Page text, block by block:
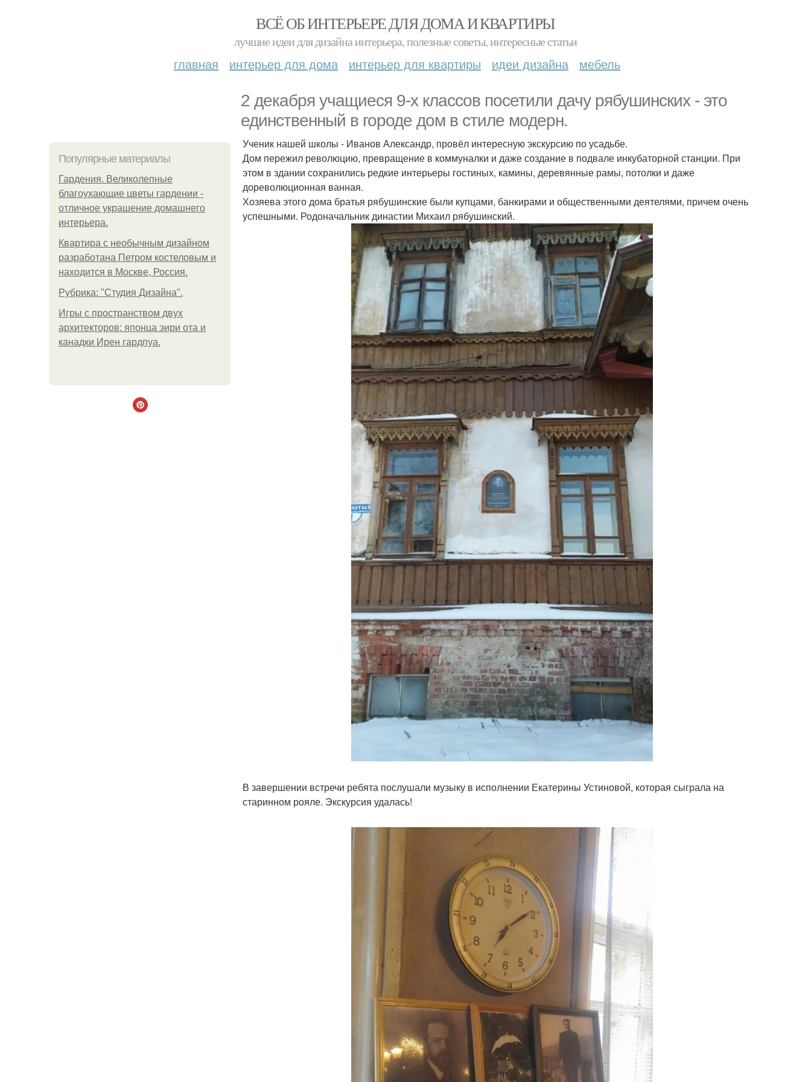
ВСЁ ОБ ИНТЕРЬЕРЕ ДЛЯ ДОМА И КВАРТИРЫ
лучшие идеи для дизайна интерьера, полезные советы, интересные статьи
главная интерьер для дома интерьер для квартиры идеи дизайна мебель
2 декабря учащиеся 9-х классов посетили дачу рябушинских - это
единственный в городе дом в стиле модерн.
Популярные материалы
Гардения. Великолепные
благоухающие цветы гардении -
отличное украшение домашнего
интерьера.
Квартира с необычным дизайном
разработана Петром костеловым и
находится в Москве, Россия.
Рубрика: "Студия Дизайна".
Игры с пространством двух
архитекторов: японца эири ота и
канадки Ирен гардпуа.
Ученик нашей школы - Иванов Александр, провёл интересную экскурсию по усадьбе.
Дом пережил революцию, превращение в коммуналки и даже создание в подвале инкубаторной станции. При
этом в здании сохранились редкие интерьеры гостиных, камины, деревянные рамы, потолки и даже
дореволюционная ванная.
Хозяева этого дома братья рябушинские были купцами, банкирами и общественными деятелями, причем очень
успешными. Родоначальник династии Михаил рябушинский.
В завершении встречи ребята послушали музыку в исполнении Екатерины Устиновой, которая сыграла на
старинном рояле. Экскурсия удалась!